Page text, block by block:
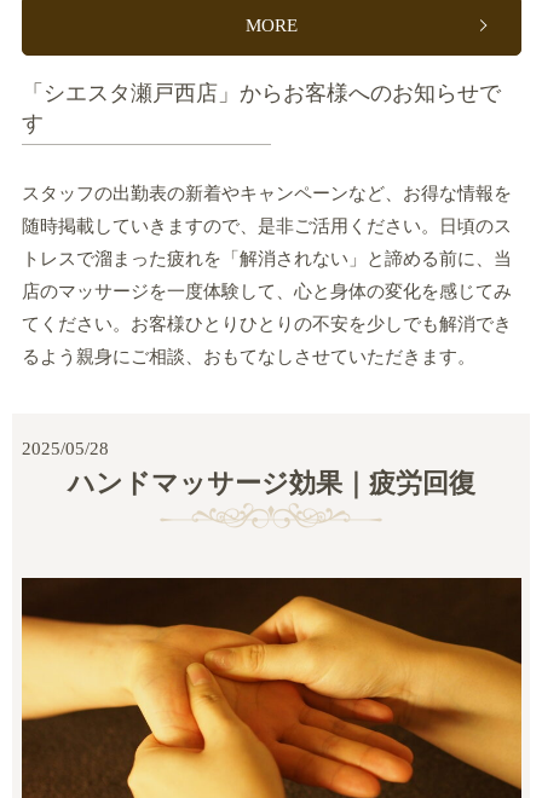
MORE
「シエスタ瀬戸西店」からお客様へのお知らせで
す
スタッフの出勤表の新着やキャンペーンなど、お得な情報を
随時掲載していきますので、是非ご活用ください。日頃のス
トレスで溜まった疲れを「解消されない」と諦める前に、当
店のマッサージを一度体験して、心と身体の変化を感じてみ
てください。お客様ひとりひとりの不安を少しでも解消でき
るよう親身にご相談、おもてなしさせていただきます。
2025/05/28
ハンドマッサージ効果｜疲労回復